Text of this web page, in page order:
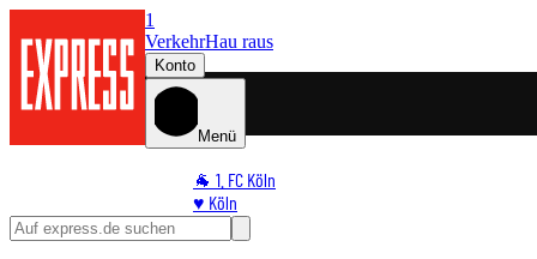
1
VerkehrHau raus
Konto
Menü
🐐 1. FC Köln
♥️ Köln
⭐ Promi